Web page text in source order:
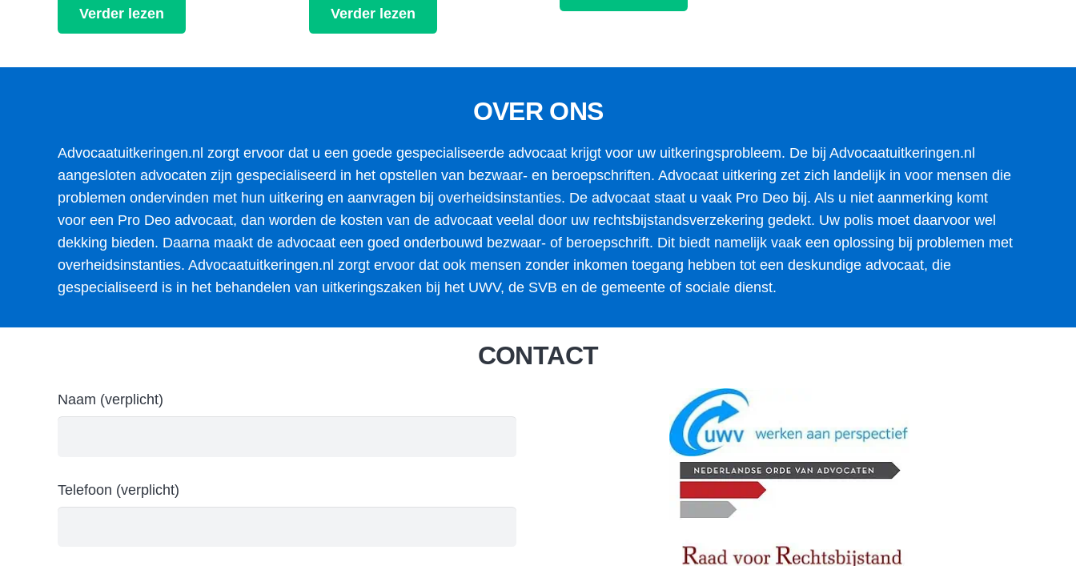
Verder lezen Verder lezen
OVER ONS
Advocaatuitkeringen.nl zorgt ervoor dat u een goede gespecialiseerde advocaat krijgt voor uw uitkeringsprobleem. De bij Advocaatuitkeringen.nl
aangesloten advocaten zijn gespecialiseerd in het opstellen van bezwaar- en beroepschriften. Advocaat uitkering zet zich landelijk in voor mensen die
problemen ondervinden met hun uitkering en aanvragen bij overheidsinstanties. De advocaat staat u vaak Pro Deo bij. Als u niet aanmerking komt
voor een Pro Deo advocaat, dan worden de kosten van de advocaat veelal door uw rechtsbijstandsverzekering gedekt. Uw polis moet daarvoor wel
dekking bieden. Daarna maakt de advocaat een goed onderbouwd bezwaar- of beroepschrift. Dit biedt namelijk vaak een oplossing bij problemen met
overheidsinstanties. Advocaatuitkeringen.nl zorgt ervoor dat ook mensen zonder inkomen toegang hebben tot een deskundige advocaat, die
gespecialiseerd is in het behandelen van uitkeringszaken bij het UWV, de SVB en de gemeente of sociale dienst.
CONTACT
Naam (verplicht)
Telefoon (verplicht)